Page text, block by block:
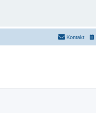
Kontakt